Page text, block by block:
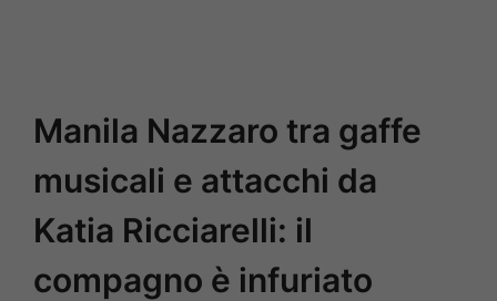
Manila Nazzaro tra gaffe
musicali e attacchi da
Katia Ricciarelli: il
compagno è infuriato